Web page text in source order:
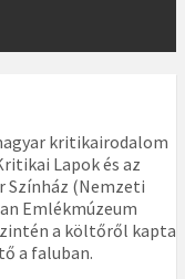
kritikairodalom
Lapok és az
Színház (Nemzeti
Emlékmúzeum
a költőről kapta
a faluban.